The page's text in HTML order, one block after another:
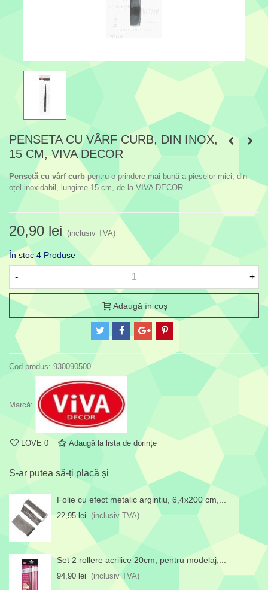
PENSETA CU VÂRF CURB, DIN INOX,
15 CM, VIVA DECOR
Pensetă cu vârf curb pentru o prindere mai bună a pieselor mici, din
oțel inoxidabil, lungime 15 cm, de la VIVA DECOR.
20,90 lei (inclusiv TVA)
În stoc 4 Produse
- +
Adaugă în coș
Cod produs: 930090500
Marcă:
LOVE 0 Adaugă la lista de dorințe
S-ar putea să-ți placă și
Folie cu efect metalic argintiu, 6,4x200 cm,...
22,95 lei (inclusiv TVA)
Set 2 rollere acrilice 20cm, pentru modelaj,...
94,90 lei (inclusiv TVA)